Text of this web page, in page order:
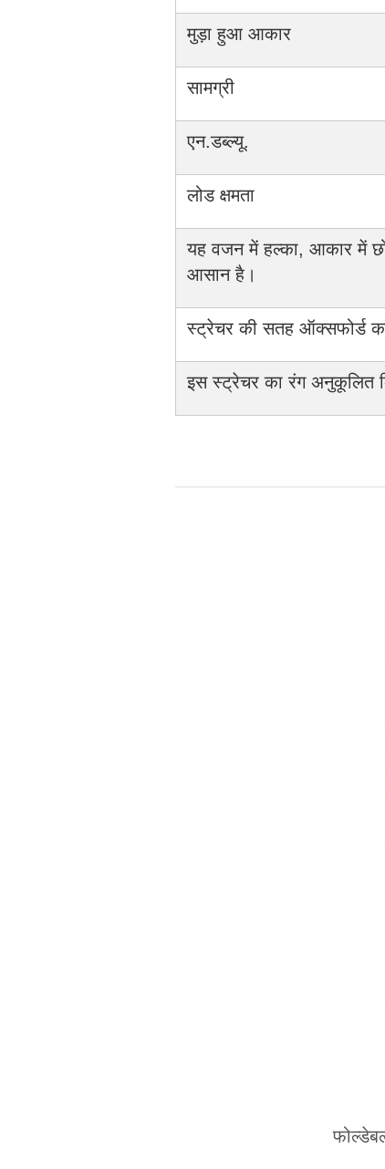
मुड़ा हुआ आकार
सामग्री
एन.डब्ल्यू.
लोड क्षमता
यह वजन में हल्का, आकार में
आसान है।
स्ट्रेचर की सतह ऑक्सफोर्ड
इस स्ट्रेचर का रंग अनुकूलित